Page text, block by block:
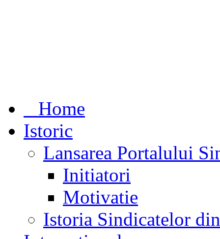
Home
Istoric
Lansarea Portalului
Initiatori
Motivatie
Istoria Sindicatelor